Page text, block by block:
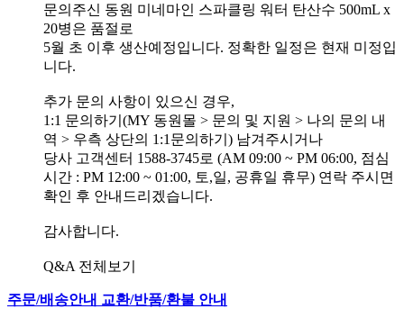
문의주신 동원 미네마인 스파클링 워터 탄산수 500mL x
20병은 품절로
5월 초 이후 생산예정입니다. 정확한 일정은 현재 미정입
니다.
추가 문의 사항이 있으신 경우,
1:1 문의하기(MY 동원몰 > 문의 및 지원 > 나의 문의 내
역 > 우측 상단의 1:1문의하기) 남겨주시거나
당사 고객센터 1588-3745로 (AM 09:00 ~ PM 06:00, 점심
시간 : PM 12:00 ~ 01:00, 토,일, 공휴일 휴무) 연락 주시면
확인 후 안내드리겠습니다.
감사합니다.
Q&A 전체보기
주문/배송안내 교환/반품/환불 안내